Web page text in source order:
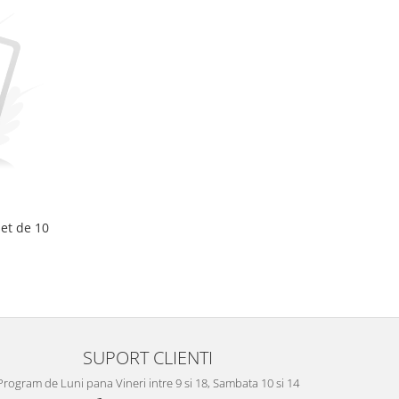
de 10
SUPORT CLIENTI
de Luni pana Vineri intre 9 si 18, Sambata 10 si 14